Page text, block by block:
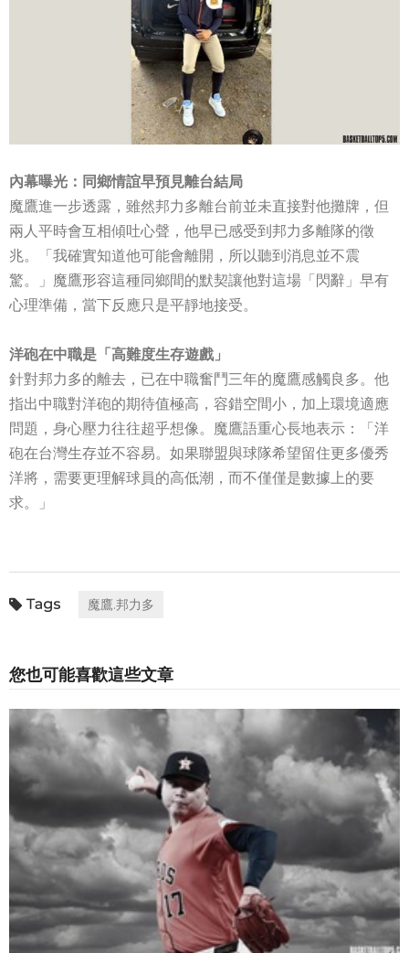
內幕曝光：同鄉情誼早預見離台結局
魔鷹進一步透露，雖然邦力多離台前並未直接對他攤牌，但
兩人平時會互相傾吐心聲，他早已感受到邦力多離隊的徵
兆。「我確實知道他可能會離開，所以聽到消息並不震
驚。」魔鷹形容這種同鄉間的默契讓他對這場「閃辭」早有
心理準備，當下反應只是平靜地接受。
洋砲在中職是「高難度生存遊戲」
針對邦力多的離去，已在中職奮鬥三年的魔鷹感觸良多。他
指出中職對洋砲的期待值極高，容錯空間小，加上環境適應
問題，身心壓力往往超乎想像。魔鷹語重心長地表示：「洋
砲在台灣生存並不容易。如果聯盟與球隊希望留住更多優秀
洋將，需要更理解球員的高低潮，而不僅僅是數據上的要
求。」
魔鷹.邦力多
您也可能喜歡這些文章